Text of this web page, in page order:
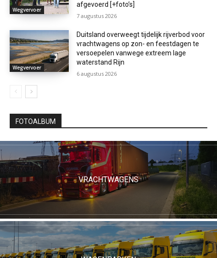
Wegvervoer
afgevoerd [+foto’s]
7 augustus 2026
Wegvervoer
Duitsland overweegt tijdelijk rijverbod voor
vrachtwagens op zon- en feestdagen te
versoepelen vanwege extreem lage
waterstand Rijn
6 augustus 2026
FOTOALBUM
VRACHTWAGENS